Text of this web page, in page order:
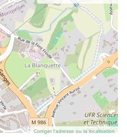
Corriger l’adresse ou la localisation